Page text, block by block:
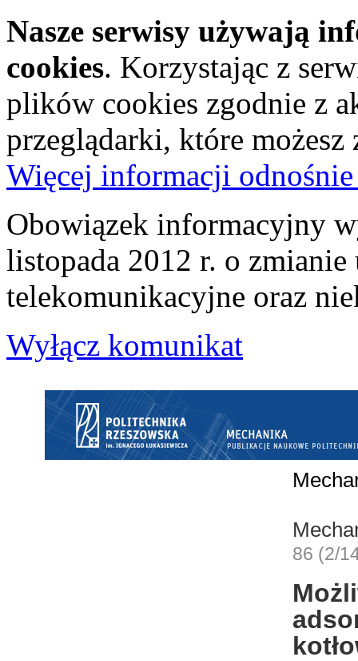
Nasze serwisy używają
cookies. Korzystając z
plików cookies zgodnie z
przeglądarki, które
Więcej informacji
Obowiązek informacyjny
listopada 2012 r. o zmianie
telekomunikacyjne oraz
Wyłącz komunikat
86 (2/